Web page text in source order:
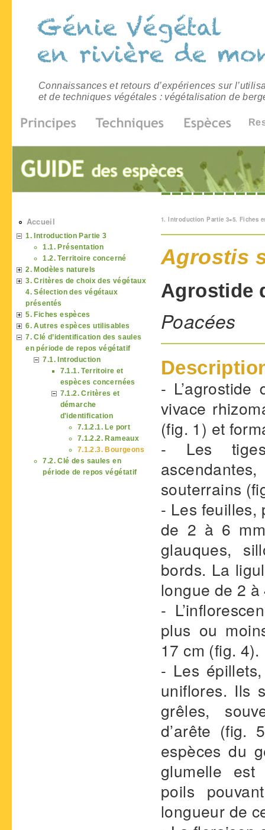
Connaissances et retours d’expériences sur
et de techniques végétales : végétalisation de
Vous êtes ici
1. Introduction Partie 3»5. Fiches
Agrostis
Agrostide
Poacées
-
vivace
(fig. 1) et
- Les
souterrains
- Les feuilles,
de 2 à 6
glauques,
bords. La
longue de 2
-
plus ou
17 cm (fig. 4).
- Les
uniflores. Ils
grêles,
d’arête (fig.
espèces du
glumelle est
poils
longueur de
Accueil
1. Introduction Partie 3
1.1. Présentation
1.2. Territoire concerné
2. Modèles naturels
3. Critères de choix des végétaux
4. Sélection des végétaux
présentés
5. Fiches espèces
6. Autres espèces utilisables
7. Clé d’identification des saules
en période de repos végétatif
7.1. Introduction
7.1.1. Territoire et
espèces concernées
7.1.2. Critères et
démarche
d'identification
7.1.2.1. Le port
7.1.2.2. Rameaux
7.1.2.3. Bourgeons
7.2. Clé des saules en
période de repos végétatif